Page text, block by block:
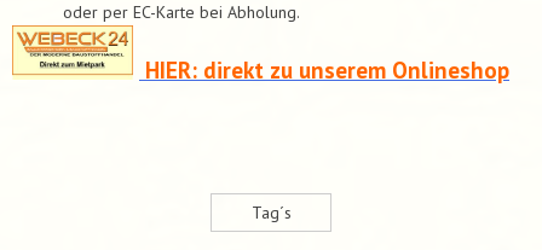
oder per EC-Karte bei Abholung.
HIER: direkt zu unserem Onlineshop
Tag´s